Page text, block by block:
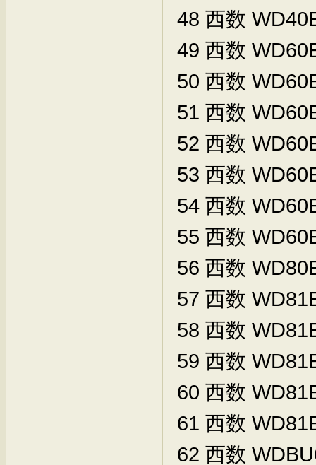
48 西数
49 西数
50 西数
51 西数
52 西数
53 西数
54 西数
55 西数
56 西数
57 西数
58 西数
59 西数
60 西数
61 西数
62 西数